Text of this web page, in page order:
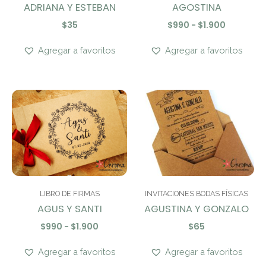
ADRIANA Y ESTEBAN
$35
Agregar a favoritos
AGOSTINA
$990 - $1.900
Agregar a favoritos
LIBRO DE FIRMAS
AGUS Y SANTI
$990 - $1.900
Rango
precios:
desde
$990
hasta
$1.900
Agregar a favoritos
INVITACIONES BODAS FÍSICAS
AGUSTINA Y GONZALO
$65
Agregar a favoritos